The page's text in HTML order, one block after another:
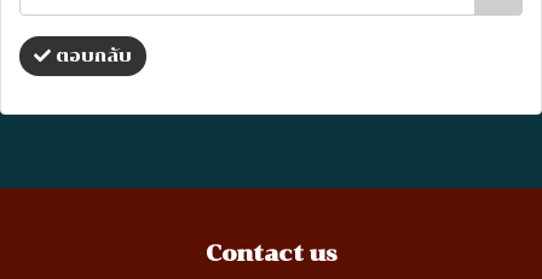
ตอบกลับ
Contact us